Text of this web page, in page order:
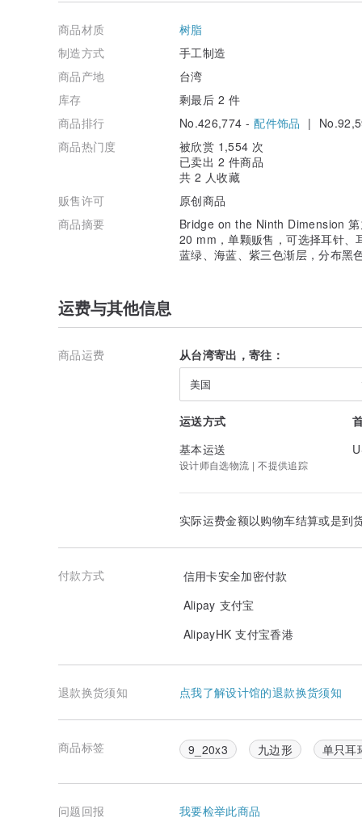
手工染色少量制作，单颗贩售
▸▸ 材质
环氧树脂
宽度约为 20 mm，厚度约为 3 mm
弹簧耳夹 （附硅胶软垫）
▸ 耳针/耳夹/徽章 以环氧树脂固定，不易脱落
商品材质
树脂
制造方式
手工制造
商品产地
台湾
库存
剩最后 2 件
商品排行
No.426,774 -配件饰品 |
商品热门度
被欣赏 1,554 次
已卖出 2 件商品
共 2 人收藏
贩售许可
原创商品
商品摘要
Bridge on the Ninth Dimension
20 mm，单颗贩售，可选择耳针、
蓝绿、海蓝、紫三色渐层，分布黑
运费与其他信息
商品运费 从台湾寄出，寄往：
美国
运送方式
基本运送
设计师自选物流 | 不提供追踪
实际运费金额以购物车结算或是到
付款方式
信用卡安全加密付款
Alipay 支付宝
AlipayHK 支付宝香港
退款换货须知 点我了解设计馆的退款换货须知
商品标签 9_20x3 九边形 单只耳
问题回报 我要检举此商品